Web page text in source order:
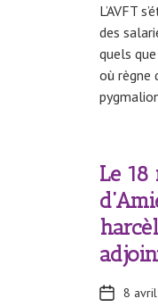
L’AVFT
des
quels
où règne
Le
8